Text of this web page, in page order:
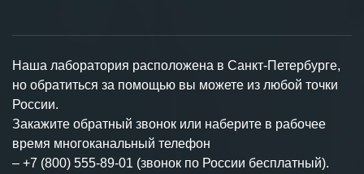
Наша лаборатория расположена в Санкт-Петербурге,
но обратиться за помощью вы можете из любой точки
России.
Закажите обратный звонок или наберите в рабочее
время многоканальный телефон
– +7 (800) 555-89-01 (звонок по России бесплатный).